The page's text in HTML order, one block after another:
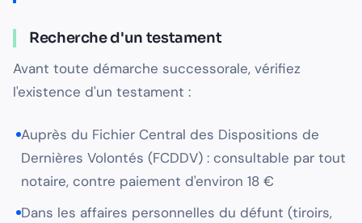
Recherche d'un testament
Avant toute démarche successorale, vérifiez
l'existence d'un testament :
Auprès du Fichier Central des Dispositions de
Dernières Volontés (FCDDV) : consultable par tout
notaire, contre paiement d'environ 18 €
Dans les affaires personnelles du défunt (tiroirs,